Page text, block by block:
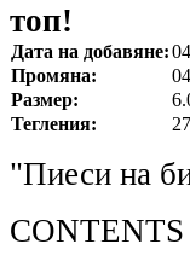
топ!
Дата на добавяне:
Промяна:
Размер:
Тегления:
"Пиеси на
CONTENTS